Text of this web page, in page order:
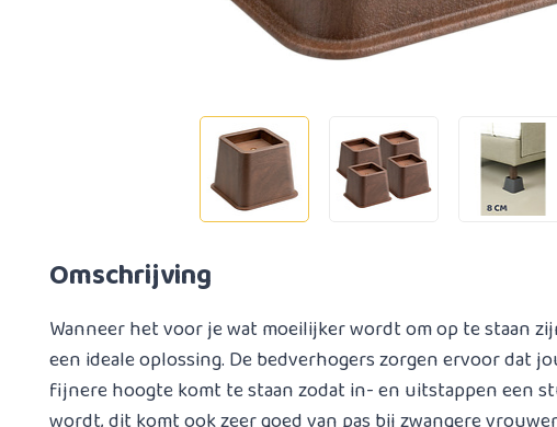
Omschrijving
Wanneer het voor je wat moeilijker wordt om op te staan
een ideale oplossing. De bedverhogers zorgen ervoor dat
fijnere hoogte komt te staan zodat in- en uitstappen een